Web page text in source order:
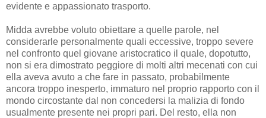
evidente e appassionato trasporto.
Midda avrebbe voluto obiettare a quelle parole, nel
considerarle personalmente quali eccessive, troppo severe
nel confronto quel giovane aristocratico il quale, dopotutto,
non si era dimostrato peggiore di molti altri mecenati con cui
ella aveva avuto a che fare in passato, probabilmente
ancora troppo inesperto, immaturo nel proprio rapporto con il
mondo circostante dal non concedersi la malizia di fondo
usualmente presente nei propri pari. Del resto, ella non